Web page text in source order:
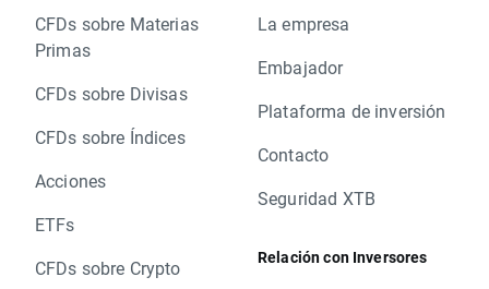
CFDs sobre Materias
Primas
CFDs sobre Divisas
CFDs sobre Índices
Acciones
ETFs
CFDs sobre Crypto
La empresa
Embajador
Plataforma de inversión
Contacto
Seguridad XTB
Relación con Inversores